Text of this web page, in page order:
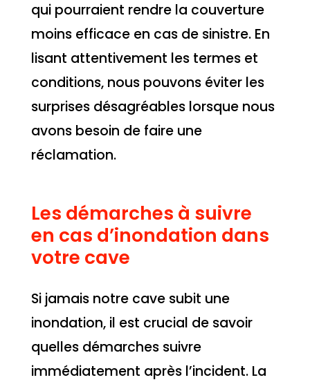
qui pourraient rendre la couverture
moins efficace en cas de sinistre. En
lisant attentivement les termes et
conditions, nous pouvons éviter les
surprises désagréables lorsque nous
avons besoin de faire une
réclamation.
Les démarches à suivre
en cas d’inondation dans
votre cave
Si jamais notre cave subit une
inondation, il est crucial de savoir
quelles démarches suivre
immédiatement après l’incident. La